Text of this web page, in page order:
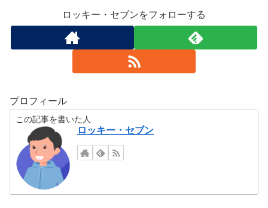
ロッキー・セブンをフォローする
プロフィール
この記事を書いた人
ロッキー・セブン